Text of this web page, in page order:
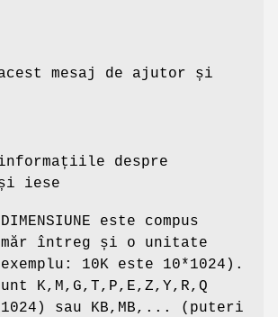
mesaj de ajutor și
despre
iese
este compus
întreg și o unitate
10K este 10*1024).
K,M,G,T,P,E,Z,Y,R,Q
sau KB,MB,... (puteri